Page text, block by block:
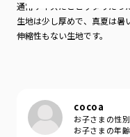
通常サイズだとピッタリだっ
生地は少し厚めで、真夏は暑
伸縮性もない生地です。
cocoa
お子さまの性
お子さまの年
「毎日使える」
繰り返しのお洗濯や元気な
「使える」と大好評！
爽やかで丈夫だから通園・